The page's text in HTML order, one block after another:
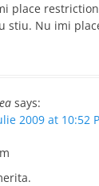
place
stiu. Nu imi
says:
2009 at 10:52